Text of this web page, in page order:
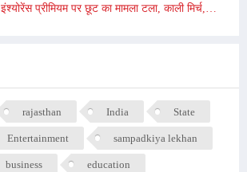
इंश्योरेंस प्रीमियम पर छूट का मामला टला, काली मिर्च,
rajasthan India State
Entertainment sampadkiya lekhan
business education